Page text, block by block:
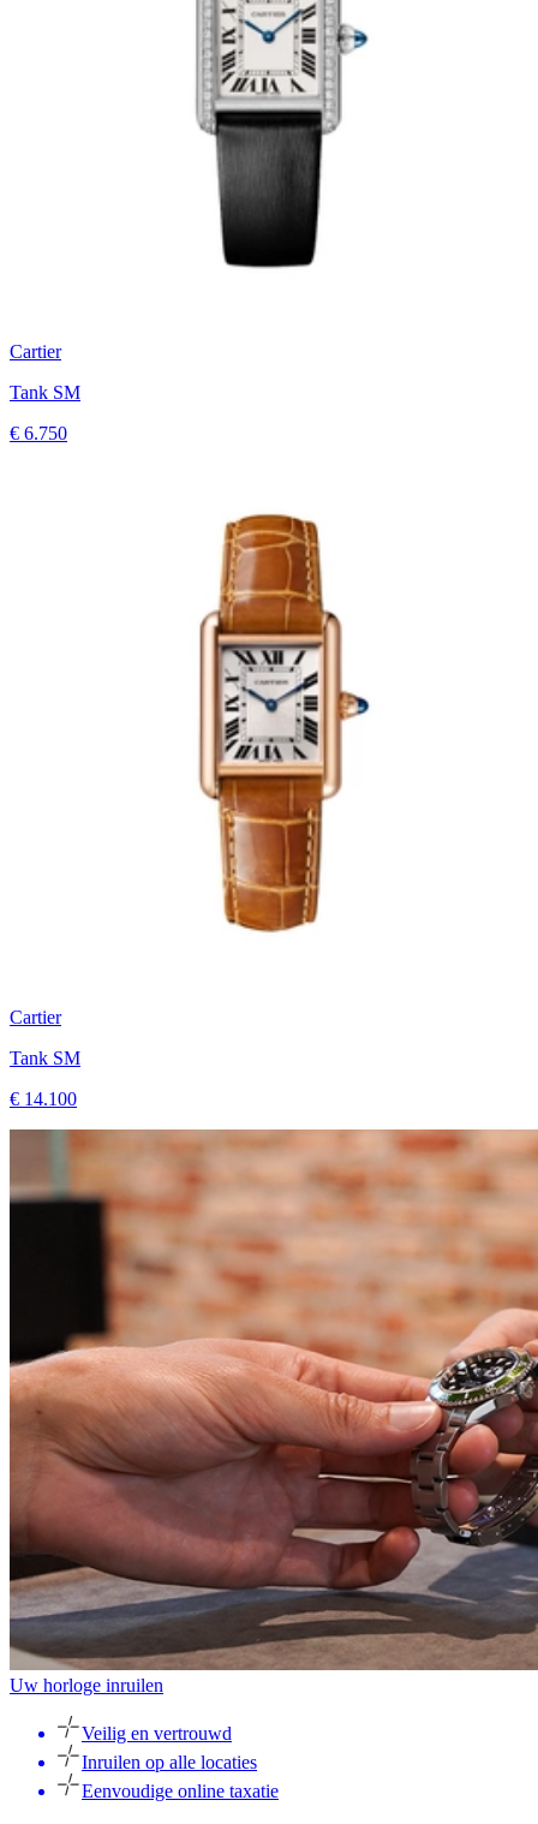
Cartier
Tank SM
€ 6.750
Cartier
Tank SM
€ 14.100
Uw horloge inruilen
Veilig en vertrouwd
Inruilen op alle locaties
Eenvoudige online taxatie